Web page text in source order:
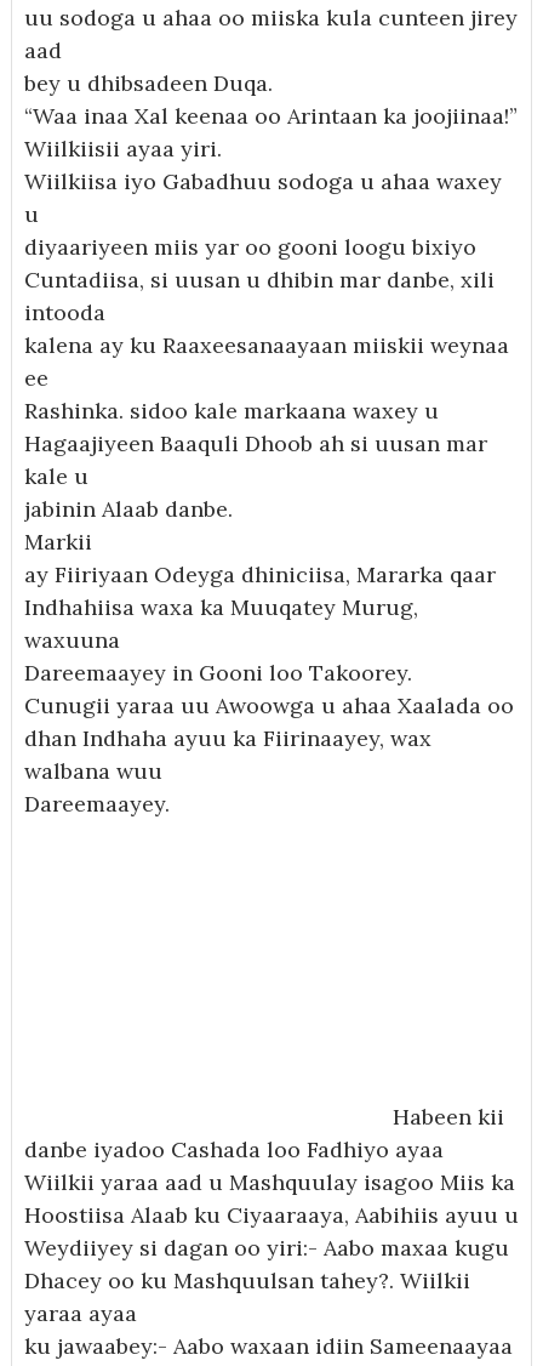
uu sodoga u ahaa oo miiska kula cunteen jirey
aad
bey u dhibsadeen Duqa.
“Waa inaa Xal keenaa oo Arintaan ka joojiinaa!”
Wiilkiisii ayaa yiri.
Wiilkiisa iyo Gabadhuu sodoga u ahaa waxey
u
diyaariyeen miis yar oo gooni loogu bixiyo
Cuntadiisa, si uusan u dhibin mar danbe, xili
intooda
kalena ay ku Raaxeesanaayaan miiskii weynaa
ee
Rashinka. sidoo kale markaana waxey u
Hagaajiyeen Baaquli Dhoob ah si uusan mar
kale u
jabinin Alaab danbe.
Markii
ay Fiiriyaan Odeyga dhiniciisa, Mararka qaar
Indhahiisa waxa ka Muuqatey Murug,
waxuuna
Dareemaayey in Gooni loo Takoorey.
Cunugii yaraa uu Awoowga u ahaa Xaalada oo
dhan Indhaha ayuu ka Fiirinaayey, wax
walbana wuu
Dareemaayey.
Habeen kii
danbe iyadoo Cashada loo Fadhiyo ayaa
Wiilkii yaraa aad u Mashquulay isagoo Miis ka
Hoostiisa Alaab ku Ciyaaraaya, Aabihiis ayuu u
Weydiiyey si dagan oo yiri:- Aabo maxaa kugu
Dhacey oo ku Mashquulsan tahey?. Wiilkii
yaraa ayaa
ku jawaabey:- Aabo waxaan idiin Sameenaayaa